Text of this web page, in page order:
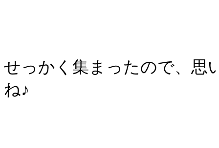
せっかく集まったので、思
ね♪